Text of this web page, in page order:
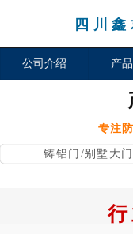
四川
公司介绍 产
专注
铸铝门/别墅大门